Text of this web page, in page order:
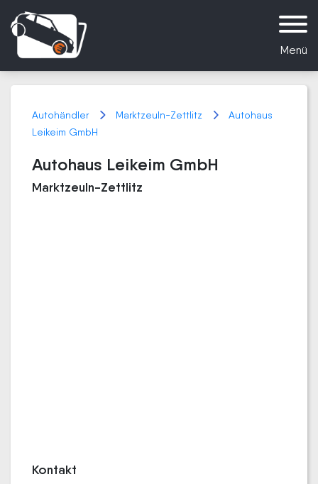
Menü
Autohändler Marktzeuln-Zettlitz
Autohaus
Leikeim GmbH
Autohaus Leikeim GmbH
Marktzeuln-Zettlitz
Kontakt